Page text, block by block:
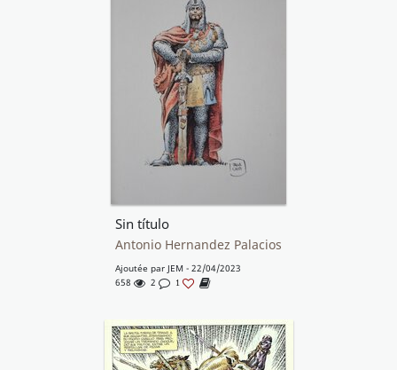
Sin título
Antonio Hernandez Palacios
Ajoutée par JEM - 22/04/2023
658
2 1